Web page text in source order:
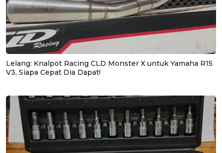
Lelang: Knalpot Racing CLD Monster X untuk Yamaha R15
V3, Siapa Cepat Dia Dapat!